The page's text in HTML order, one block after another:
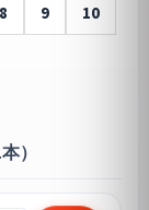
8 9
10
）